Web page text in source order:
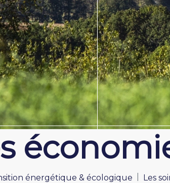
énergétique & écologique Les